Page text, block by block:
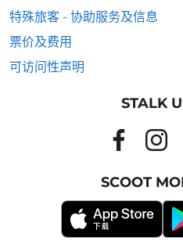
特殊旅客 - 协助服务及信息
票价及费用
可访问性声明
STALK
SCOOT